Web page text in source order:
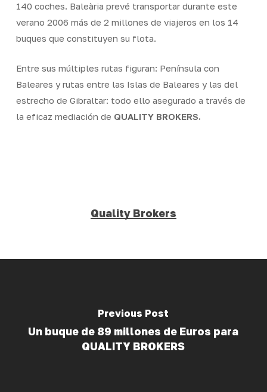
140 coches. Baleària prevé transportar durante este
verano 2006 más de 2 millones de viajeros en los 14
buques que constituyen su flota.
Entre sus múltiples rutas figuran: Península con
Baleares y rutas entre las Islas de Baleares y las del
estrecho de Gibraltar: todo ello asegurado a través de
la eficaz mediación de QUALITY BROKERS.
Quality Brokers
Previous Post
Un buque de 89 millones de Euros para
QUALITY BROKERS